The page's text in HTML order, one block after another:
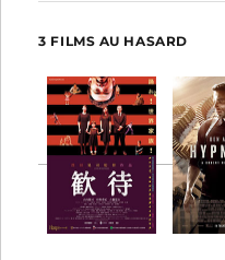
3 FILMS AU HASARD